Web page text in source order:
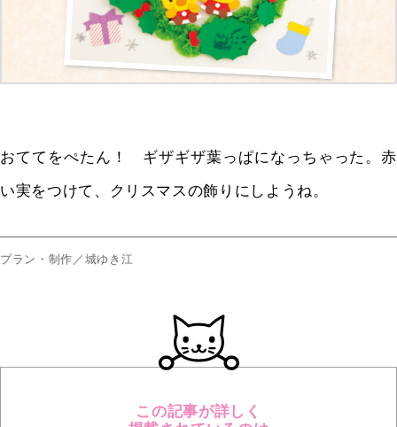
おててをぺたん！ ギザギザ葉っぱになっちゃった。赤
い実をつけて、クリスマスの飾りにしようね。
プラン・制作／城ゆき江
この記事が詳しく